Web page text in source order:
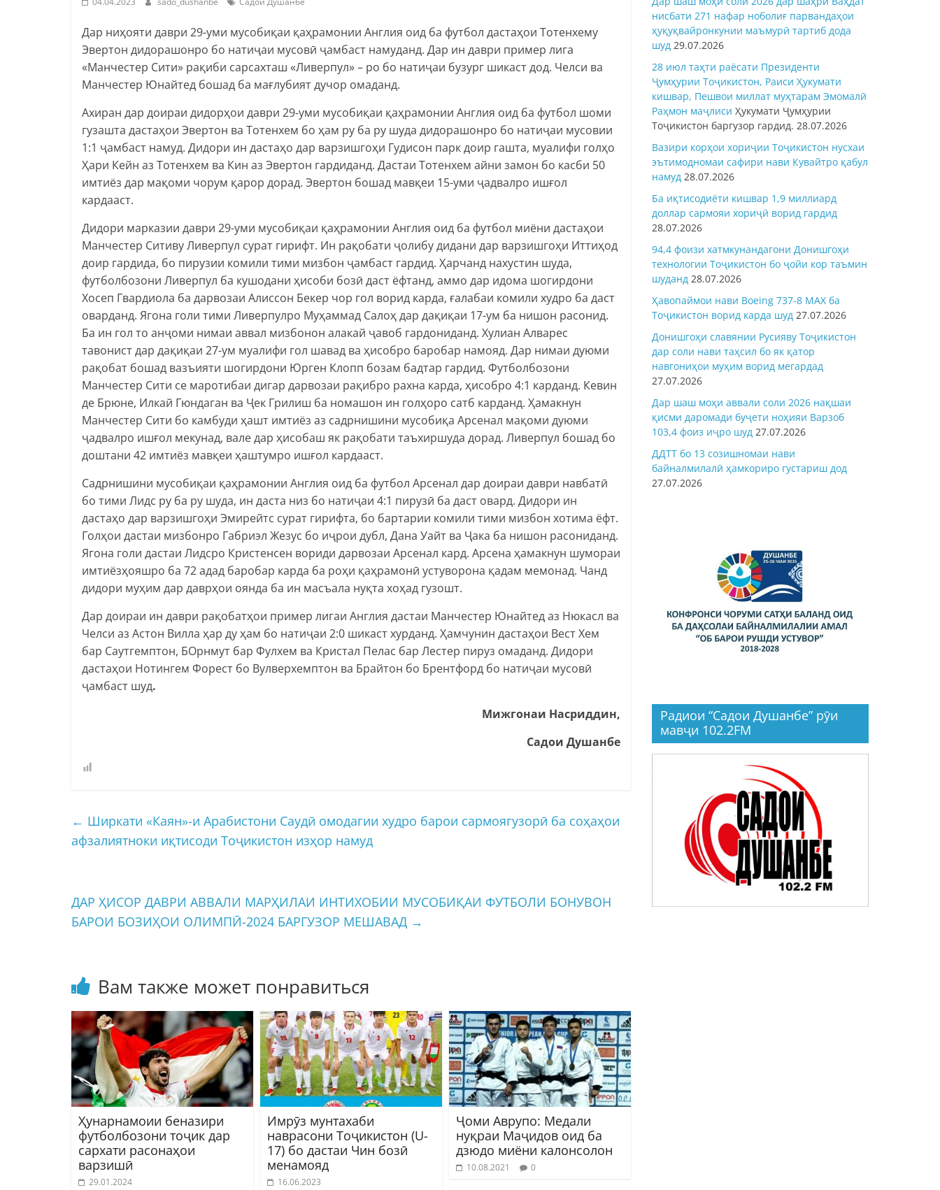
Дар ниҳояти даври 29-уми мусобиқаи қаҳрамонии Англия оид ба футбол дастаҳои Тотенхему
Эвертон дидорашонро бо натиҷаи мусовӣ ҷамбаст намуданд. Дар ин даври пример лига
«Манчестер Сити» рақиби сарсахташ «Ливерпул» – ро бо натиҷаи бузург шикаст дод. Челси ва
Манчестер Юнайтед бошад ба мағлубият дучор омаданд.
Ахиран дар доираи дидорҳои даври 29-уми мусобиқаи қаҳрамонии Англия оид ба футбол шоми
гузашта дастаҳои Эвертон ва Тотенхем бо ҳам ру ба ру шуда дидорашонро бо натиҷаи мусовии
1:1 ҷамбаст намуд. Дидори ин дастаҳо дар варзишгоҳи Гудисон парк доир гашта, муалифи голҳо
Ҳари Кейн аз Тотенхем ва Кин аз Эвертон гардиданд. Дастаи Тотенхем айни замон бо касби 50
имтиёз дар мақоми чорум қарор дорад. Эвертон бошад мавқеи 15-уми ҷадвалро ишғол
кардааст.
Дидори марказии даври 29-уми мусобиқаи қаҳрамонии Англия оид ба футбол миёни дастаҳои
Манчестер Ситиву Ливерпул сурат гирифт. Ин рақобати ҷолибу дидани дар варзишгоҳи Иттиҳод
доир гардида, бо пирузии комили тими мизбон ҷамбаст гардид. Ҳарчанд нахустин шуда,
футболбозони Ливерпул ба кушодани ҳисоби бозӣ даст ёфтанд, аммо дар идома шогирдони
Хосеп Гвардиола ба дарвозаи Алиссон Бекер чор гол ворид карда, ғалабаи комили худро ба даст
оварданд. Ягона голи тими Ливерпулро Муҳаммад Салоҳ дар дақиқаи 17-ум ба нишон расонид.
Ба ин гол то анҷоми нимаи аввал мизбонон алакай ҷавоб гардониданд. Хулиан Алварес
тавонист дар дақиқаи 27-ум муалифи гол шавад ва ҳисобро баробар намояд. Дар нимаи дуюми
рақобат бошад вазъияти шогирдони Юрген Клопп бозам бадтар гардид. Футболбозони
Манчестер Сити се маротибаи дигар дарвозаи рақибро рахна карда, ҳисобро 4:1 карданд. Кевин
де Брюне, Илкай Гюндаган ва Ҷек Грилиш ба номашон ин голҳоро сатб карданд. Ҳамакнун
Манчестер Сити бо камбуди ҳашт имтиёз аз садрнишини мусобиқа Арсенал мақоми дуюми
ҷадвалро ишғол мекунад, вале дар ҳисобаш як рақобати таъхиршуда дорад. Ливерпул бошад бо
доштани 42 имтиёз мавқеи ҳаштумро ишғол кардааст.
Садрнишини мусобиқаи қаҳрамонии Англия оид ба футбол Арсенал дар доираи даври навбатӣ
бо тими Лидс ру ба ру шуда, ин даста низ бо натиҷаи 4:1 пирузӣ ба даст овард. Дидори ин
дастаҳо дар варзишгоҳи Эмирейтс сурат гирифта, бо бартарии комили тими мизбон хотима ёфт.
Голҳои дастаи мизбонро Габриэл Жезус бо иҷрои дубл, Дана Уайт ва Ҷака ба нишон расониданд.
Ягона голи дастаи Лидсро Кристенсен вориди дарвозаи Арсенал кард. Арсена ҳамакнун шумораи
имтиёзҳояшро ба 72 адад баробар карда ба роҳи қаҳрамонӣ устуворона қадам мемонад. Чанд
дидори муҳим дар даврҳои оянда ба ин масъала нуқта хоҳад гузошт.
Дар доираи ин даври рақобатҳои пример лигаи Англия дастаи Манчестер Юнайтед аз Нюкасл ва
Челси аз Астон Вилла ҳар ду ҳам бо натиҷаи 2:0 шикаст хурданд. Ҳамчунин дастаҳои Вест Хем
бар Саутгемптон, БОрнмут бар Фулхем ва Кристал Пелас бар Лестер пируз омаданд. Дидори
дастаҳои Нотингем Форест бо Вулверхемптон ва Брайтон бо Брентфорд бо натиҷаи мусовӣ
ҷамбаст шуд.
Мижгонаи Насриддин,
Садои Душанбе
← Ширкати «Каян»-и Арабистони Саудӣ омодагии худро барои сармоягузорӣ ба соҳаҳои
афзалиятноки иқтисоди Тоҷикистон изҳор намуд
ДАР ҲИСОР ДАВРИ АВВАЛИ МАРҲИЛАИ ИНТИХОБИИ МУСОБИҚАИ ФУТБОЛИ БОНУВОН
БАРОИ БОЗИҲОИ ОЛИМПӢ-2024 БАРГУЗОР МЕШАВАД →
Вам также может понравиться
Ҳунарнамоии беназири
футболбозони тоҷик дар
сархати расонаҳои
варзишӣ
29.01.2024
Имрӯз мунтахаби
наврасони Тоҷикистон (U-
17) бо дастаи Чин бозӣ
менамояд
16.06.2023
Ҷоми Аврупо: Медали
нуқраи Маҷидов оид ба
дзюдо миёни калонсолон
10.08.2021 0
нисбати 271 нафар ноболиғ парвандаҳои
ҳуқуқвайронкунии маъмурӣ тартиб дода
шуд 29.07.2026
28 июл таҳти раёсати Президенти
Ҷумҳурии Тоҷикистон, Раиси Ҳукумати
кишвар, Пешвои миллат муҳтарам Эмомалӣ
Раҳмон маҷлиси Ҳукумати Ҷумҳурии
Тоҷикистон баргузор гардид. 28.07.2026
Вазири корҳои хориҷии Тоҷикистон нусхаи
эътимодномаи сафири нави Кувайтро қабул
намуд 28.07.2026
Ба иқтисодиёти кишвар 1,9 миллиард
доллар сармояи хориҷӣ ворид гардид
28.07.2026
94,4 фоизи хатмкунандагони Донишгоҳи
технологии Тоҷикистон бо ҷойи кор таъмин
шуданд 28.07.2026
Ҳавопаймои нави Boeing 737-8 MAX ба
Тоҷикистон ворид карда шуд 27.07.2026
Донишгоҳи славянии Русияву Тоҷикистон
дар соли нави таҳсил бо як қатор
навгониҳои муҳим ворид мегардад
27.07.2026
Дар шаш моҳи аввали соли 2026 нақшаи
қисми даромади буҷети ноҳияи Варзоб
103,4 фоиз иҷро шуд 27.07.2026
ДДТТ бо 13 созишномаи нави
байналмилалӣ ҳамкориро густариш дод
27.07.2026
Радиои “Садои Душанбе” рӯи
мавҷи 102.2FM